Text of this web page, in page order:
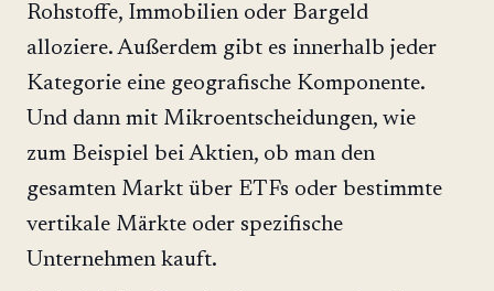
Rohstoffe, Immobilien oder Bargeld
alloziere. Außerdem gibt es innerhalb jeder
Kategorie eine geografische Komponente.
Und dann mit Mikroentscheidungen, wie
zum Beispiel bei Aktien, ob man den
gesamten Markt über ETFs oder bestimmte
vertikale Märkte oder spezifische
Unternehmen kauft.